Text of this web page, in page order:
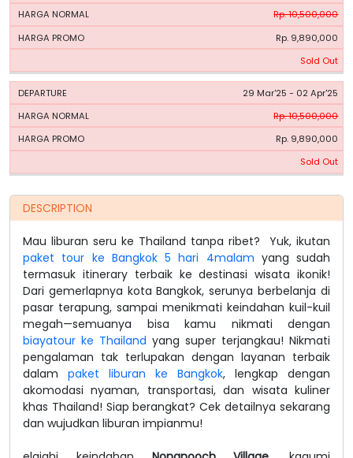
Rp. 10,500,000
Rp. 9,890,000
Sold Out
29 Mar'25 - 02 Apr'25
Rp. 10,500,000
Rp. 9,890,000
Sold Out
DESCRIPTION
Mau liburan seru ke Thailand tanpa ribet? Yuk, ikutan
paket tour ke Bangkok 5 hari 4malam yang sudah
termasuk itinerary terbaik ke destinasi wisata ikonik!
Dari gemerlapnya kota Bangkok, serunya berbelanja di
pasar terapung, sampai menikmati keindahan kuil-kuil
megah—semuanya bisa kamu nikmati dengan
biayatour ke Thailand yang super terjangkau! Nikmati
pengalaman tak terlupakan dengan layanan terbaik
dalam paket liburan ke Bangkok, lengkap dengan
akomodasi nyaman, transportasi, dan wisata kuliner
khas Thailand! Siap berangkat? Cek detailnya sekarang
dan wujudkan liburan impianmu!